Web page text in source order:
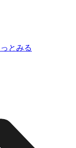
とみる